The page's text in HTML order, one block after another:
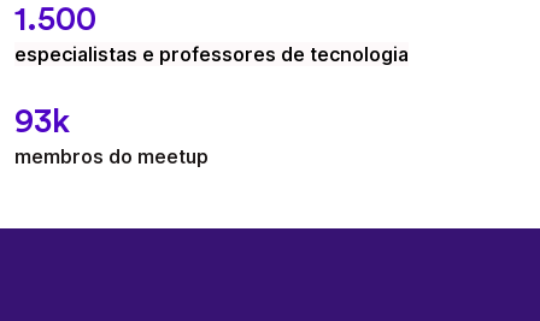
1.500
especialistas e professores de tecnologia
93k
membros do meetup